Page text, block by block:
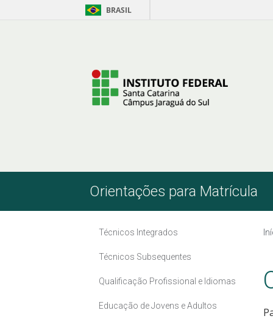
Pular para o Conteúdo BRASIL
Orientações para Matrícula
Técnicos Integrados
Técnicos Subsequentes
Qualificação Profissional e Idiomas
Educação de Jovens e Adultos